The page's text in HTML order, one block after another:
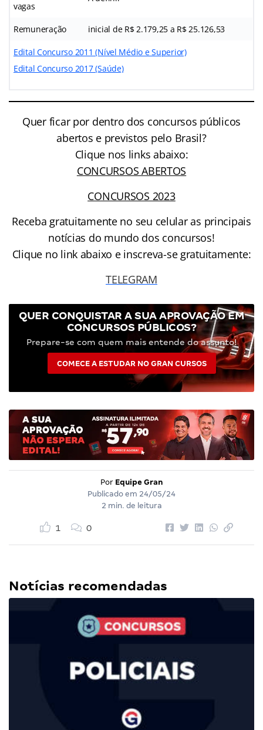
vagas
Remuneração inicial de R$ 2.179,25 a R$ 25.126,53
Edital Concurso 2011 (Nível Médio e Superior)
Edital Concurso 2017 (Saúde)
Quer ficar por dentro dos concursos públicos
abertos e previstos pelo Brasil?
Clique nos links abaixo:
CONCURSOS ABERTOS
CONCURSOS 2023
Receba gratuitamente no seu celular as principais
notícias do mundo dos concursos!
Clique no link abaixo e inscreva-se gratuitamente:
TELEGRAM
QUER CONQUISTAR A SUA APROVAÇÃO EM
CONCURSOS PÚBLICOS?
Prepare-se com quem mais entende do assunto!
COMECE A ESTUDAR NO GRAN CURSOS
Por Equipe Gran
Publicado em 24/05/24
2 min. de leitura
1 0
Notícias recomendadas